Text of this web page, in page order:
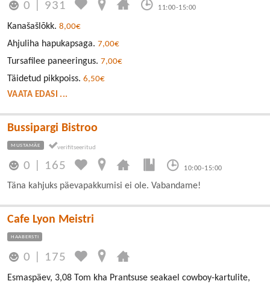
0 931 11:00-15:00
Kanašašlõkk. 8,00€
Ahjuliha hapukapsaga. 7,00€
Tursafilee paneeringus. 7,00€
Täidetud pikkpoiss. 6,50€
VAATA EDASI ...
Bussipargi Bistroo
MUSTAMÄE
0 165 10:00-15:00
Täna kahjuks päevapakkumisi ei ole. Vabandame!
Cafe Lyon Meistri
HAABERSTI
0 175
Esmaspäev, 3,08 Tom kha Prantsuse seakael cowboy-kartulite,